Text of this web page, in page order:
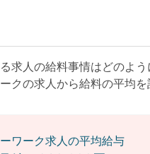
人の給料事情はどのよう
クの求人から給料の平均を
ワーク求人の平均給与